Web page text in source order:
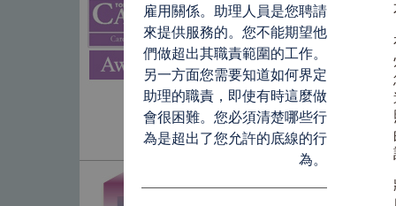
雇用關係。助理人員是您聘請
來提供服務的。您不能期望他
們做超出其職責範圍的工作。
另一方面您需要知道如何界定
助理的職責，即使有時這麼做
會很困難。您必須清楚哪些行
為是超出了您允許的底線的行
為。